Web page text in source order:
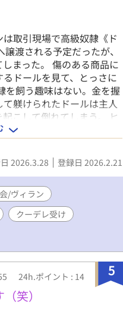
取引現場で高級奴隷《ド
渡される予定だったが、
まった。 傷のある商品に
ドールを見て、とっさに
を飼う趣味はない。金を握
躾けられたドールは主人
こして倒れてしまう。 ヒ
ウンは、なりゆきのまま
ール》には主人を破滅させ
が、あんなナヨナヨした
。 それに、クラウンも別種
白紙になったことでボス
に穴があく。 代わりを用
品になるよう命じられて
※ 強そうなほうが受け
のファタールなので） ─ ─
ャラクター原案協力：旭
2026.3.28 登録日 2026.2.21
/ヴィラン
クーデレ受け
5
24h.ポイント : 14
笑）